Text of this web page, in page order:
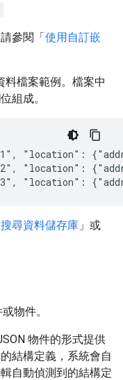
參閱「使用自訂嵌
料檔案範例。檔案中
組成。
尋資料儲存庫 」或
物件。
物件的形式提供
結構定義，系統會自
自動偵測到的結構定